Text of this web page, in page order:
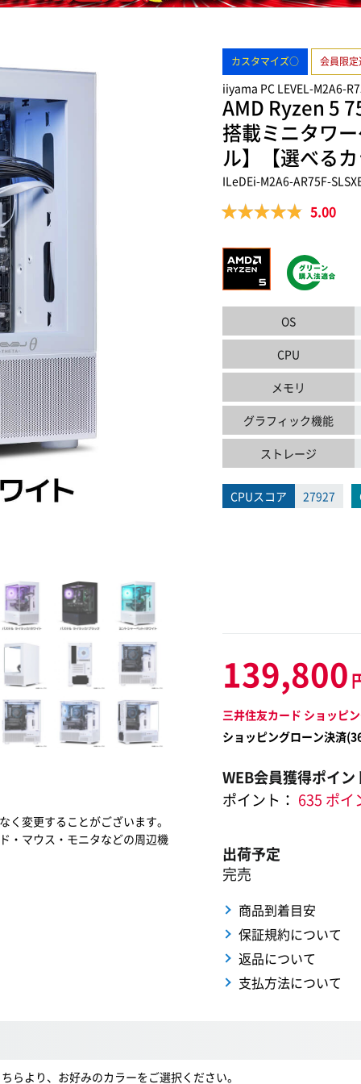
変更することがございます。
・マウス・モニタなどの周辺機
カスタマイズ○ 会員限
iiyama PC LEVEL-M2A6-
AMD Ryzen 5
搭載ミニタワ
ル】【選べる
ILeDEi-M2A6-AR75F-
5.00
OS
CPU
メモリ
グラフィック機能
ストレージ
CPUスコア 27927
139,800
三井住友カード ショッピ
ショッピングローン決済(
WEB会員獲得ポイン
ポイント： 635 ポイ
出荷予定
完売
商品到着目安
保証規約について
返品について
支払方法について
らより、お好みのカラーをご選択ください。